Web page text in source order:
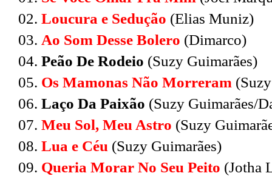
02. Loucura e Sedução (Elias Muniz)
03. Ao Som Desse Bolero (Dimarco)
04. Peão De Rodeio (Suzy Guimarães)
05. Os Mamonas Não Morreram
06. Laço Da Paixão (Suzy Guimarães/
07. Meu Sol, Meu Astro (Suzy
08. Lua e Céu (Suzy Guimarães)
09. Queria Morar No Seu Peito (Jotha